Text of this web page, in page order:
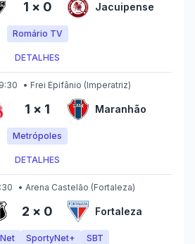
1 × 0 Jacuipense
Romário TV
DETALHES
• Frei Epifânio (Imperatriz)
1 × 1 Maranhão
Metrópoles
DETALHES
• Arena Castelão (Fortaleza)
2 × 0 Fortaleza
SportyNet+ SBT